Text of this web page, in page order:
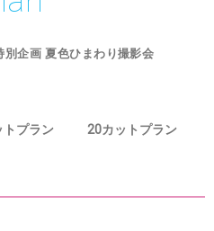
別企画 夏色ひまわり撮影会
トプラン 20カットプラン